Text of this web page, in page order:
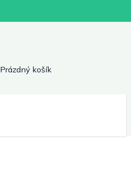
Nákupní
Prázdný košík